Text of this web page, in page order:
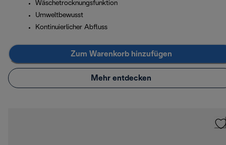
Wäschetrocknungsfunktion
Umweltbewusst
Kontinuierlicher Abfluss
Zum Warenkorb hinzufügen
Mehr entdecken